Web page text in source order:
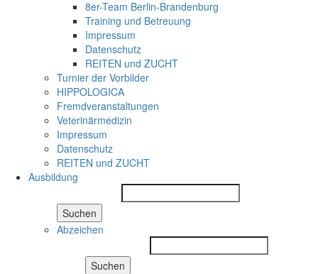
8er-Team Berlin-Brandenburg
Training und Betreuung
Impressum
Datenschutz
REITEN und ZUCHT
Turnier der Vorbilder
HIPPOLOGICA
Fremdveranstaltungen
Veterinärmedizin
Impressum
Datenschutz
REITEN und ZUCHT
Ausbildung
Suchen
Abzeichen
Suchen